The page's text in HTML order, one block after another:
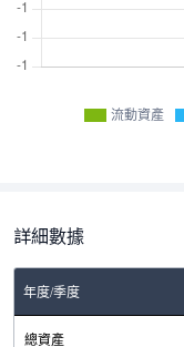
流動資產
詳細數據
年度/季度
總資產